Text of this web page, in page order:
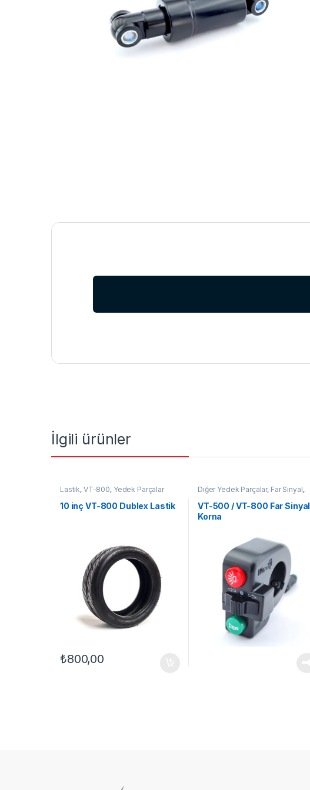
İlgili ürünler
Lastik, VT-800, Yedek Parçalar
10 inç VT-800 Dublex Lastik
₺800,00
Diğer Yedek Parçalar, Far Sinyal,
Yedek Parçalar
VT-500 / VT-800 Far Sinyal
Korna